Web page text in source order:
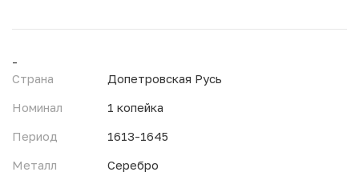
-
Страна
Допетровская Русь
Номинал
1 копейка
Период
1613-1645
Металл
Серебро